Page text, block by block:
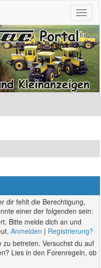
dir fehlt die Berechtigung,
einer der folgenden sein:
Bitte melde dich an und
Anmelden | Registrierung?
betreten. Versuchst du auf
Lies in den Forenregeln, ob